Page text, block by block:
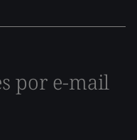
por e-mail